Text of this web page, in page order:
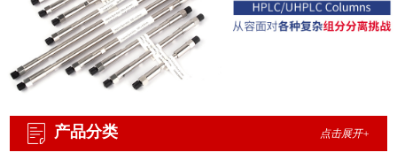
产品分类 点击展开+